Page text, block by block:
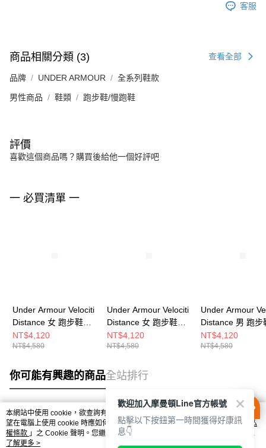
客服
商品相關分類 (3) 查看全部
品牌 UNDER ARMOUR 全系列鞋款
男性商品 鞋類 跑步鞋/慢跑鞋
評價
喜歡這個商品嗎？購買後給他一個好評吧
一 必買清單 一
Under Armour Velociti
Distance 女 跑步鞋
6006031-703
NT$4,120
NT$4,580
Under Armour Velociti
Distance 女 跑步鞋
6006031-101
NT$4,120
NT$4,580
Under Armour
Distance 男 跑步
6006030-001
NT$4,120
NT$4,580
你可能有興趣的商品全站排行
熱門標籤
本網站中使用 cookie，欲查詢有關本網站使用 cookie 方式之詳情，及若您不希
望在電腦上使用 cookie 時應如何變更電腦的 cookie 設定，請參閱本網站「
隱私
權條款 」之 Cookie 聲明。您繼續使用本網站即表示您同意本公司得按本網站使
用條款之 Cookie 聲明使用 cookie。
了解更多 >
歡迎加入摩曼頓Line官方帳號
點擊以下按鈕第一時間獲得好康訊
息👇